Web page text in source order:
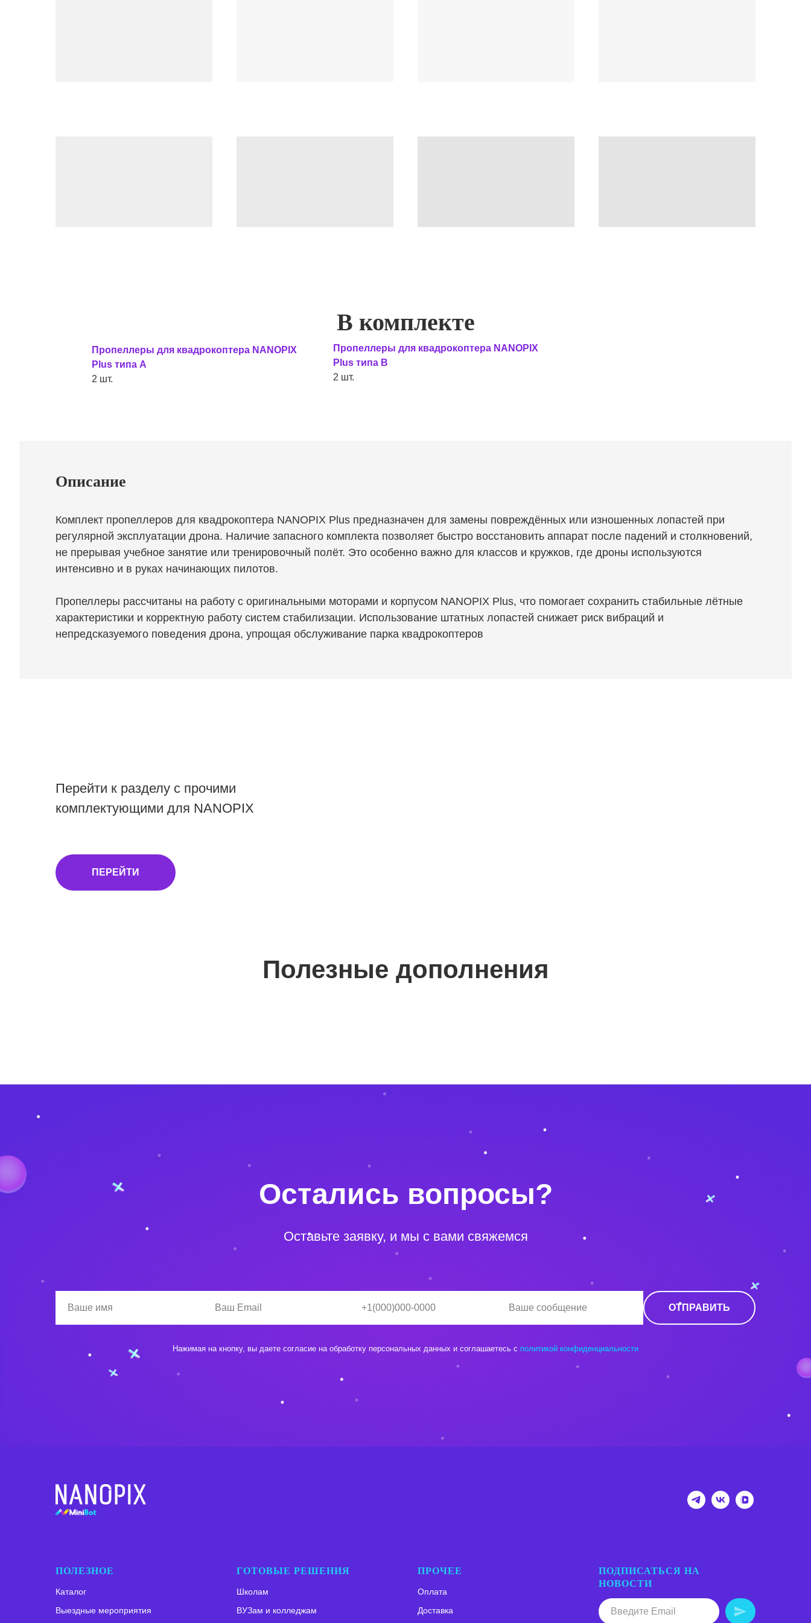
В комплекте
Пропеллеры для квадрокоптера NANOPIX
Plus типа А
2 шт.
Пропеллеры для квадрокоптера NANOPIX
Plus типа В
2 шт.
Описание
Комплект пропеллеров для квадрокоптера NANOPIX Plus предназначен для замены повреждённых или изношенных лопастей при
регулярной эксплуатации дрона. Наличие запасного комплекта позволяет быстро восстановить аппарат после падений и столкновений,
не прерывая учебное занятие или тренировочный полёт. Это особенно важно для классов и кружков, где дроны используются
интенсивно и в руках начинающих пилотов.
Пропеллеры рассчитаны на работу с оригинальными моторами и корпусом NANOPIX Plus, что помогает сохранить стабильные лётные
характеристики и корректную работу систем стабилизации. Использование штатных лопастей снижает риск вибраций и
непредсказуемого поведения дрона, упрощая обслуживание парка квадрокоптеров
Перейти к разделу с прочими
комплектующими для NANOPIX
ПЕРЕЙТИ
Полезные дополнения
Остались вопросы?
Оставьте заявку, и мы с вами свяжемся
ОТПРАВИТЬ
Нажимая на кнопку, вы даете согласие на обработку персональных данных и соглашаетесь c политикой конфиденциальности
ПОЛЕЗНОЕ
Каталог
Выездные мероприятия
ГОТОВЫЕ РЕШЕНИЯ
Школам
ВУЗам и колледжам
ПРОЧЕЕ
Оплата
Доставка
ПОДПИСАТЬСЯ НА
НОВОСТИ